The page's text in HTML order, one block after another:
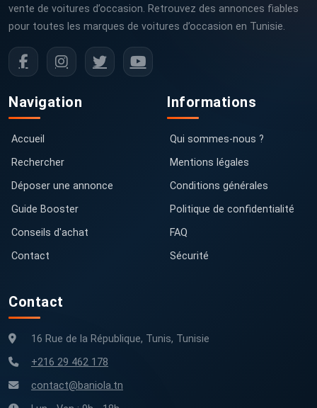
vente de voitures d’occasion. Retrouvez des annonces fiables
pour toutes les marques de voitures d’occasion en Tunisie.
Navigation
Accueil
Rechercher
Déposer une annonce
Guide Booster
Conseils d'achat
Contact
Informations
Qui sommes-nous ?
Mentions légales
Conditions générales
Politique de confidentialité
FAQ
Sécurité
Contact
16 Rue de la République, Tunis, Tunisie
+216 29 462 178
contact@baniola.tn